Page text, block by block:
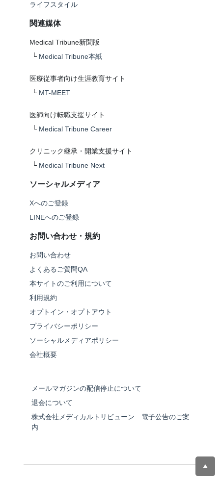
ライフスタイル
関連媒体
Medical Tribune新聞版
└ Medical Tribune本紙
医療従事者向け生涯教育サイト
└ MT-MEET
医師向け転職支援サイト
└ Medical Tribune Career
クリニック継承・開業支援サイト
└ Medical Tribune Next
ソーシャルメディア
Xへのご登録
LINEへのご登録
お問い合わせ・規約
お問い合わせ
よくあるご質問QA
本サイトのご利用について
利用規約
オプトイン・オプトアウト
プライバシーポリシー
ソーシャルメディアポリシー
会社概要
メールマガジンの配信停止について
退会について
株式会社メディカルトリビューン 電子公告のご案
内